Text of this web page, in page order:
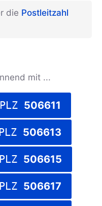
die Postleitzahl
mit ...
PLZ 506611
PLZ 506613
PLZ 506615
PLZ 506617